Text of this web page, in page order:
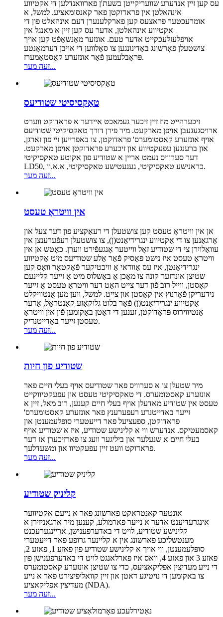
עס קען זיין אנדערע שוועריקייטן בשעת'ן פארוואנדלען די אקטיווע
אינהאלטן אין פראדוקטן פאר קאנסומאציע. למשל, א
אומרעכטער פראצעס קען פארקלענערן דעם אינהאלט פון די
אקטיווע אינהאלטן, אדער עס קען זיין א מאנגל אין
אויפלעזלעכקייט אדער טעם. אונזער מאַנשאַפֿט קען אויך
צושטעלן פאָרשונג באַדינונגען צו סאָלווען די אויבן דערמאָנטע
פּראָבלעמען פֿאַר אונזערע קאַסטאַמערז.
זעה מער...
טאַקסיסיטי שטודיעס
זיכערהייט מוז זיין זיכער געמאכט איידער א פראדוקט ווערט
ארויסגעגעבן אויפן מארקעט. מיר פירן דורך טאקסיקיטי שטודיעס
אויף אונזערע קאסטומערס' פראדוקטן, צו באפרייען זיי פון זארגן,
און ברענגען עפעקטיווע און זיכערע פראדוקטן אויפן מארקעט.
דער סערוויס נעמט אריין א שטודיע פון ​​אקוטע טאקסיקיטי
LD50, כראנישע טאקסיקיטי, גענעטישע טאקסיקיטי, א.א.וו.
זעה מער...
אין וויטראָ טעסט
אן אין וויטראָ טעסט קען צושטעלן די רעאַקציע פון ​​דער צעל און
אָרגאַנען צו די אַקטיווע ינגרידיאַנט(ן), צו צושטעלן רעפֿערענצן אין
עוואַלויִרן צי די שטודיע זאָל ווייטער אָנגעפֿירט ווערן. כאָטש אן אין
וויטראָ טעסט איז נישט פּאַסיק פֿאַר אַלע שטודיעס מיט אַקטיווע
ינגרידיאַנטן, איז עס אַוודאי אַ וויכטיקער פֿאַקטאָר וואָס קען
שטיצן אונדזער קונה צו מאַכן אַ באַשלוס מיט אַ זייער קליינעם
קאָסטן, ווייל רובֿ פֿון דער צייט האָט דער וויטראָ טעסט אַ זייער
נידעריקן פֿאַרנוץ אין קאָסטן און צייט. למשל, ווען מען אַנטוויקלט
אַקטיווע ינגרידיאַנט(ן) פֿאַר בלוט גלוקאָזע קאָנטראָל, אָדער
אַנטיווירוס פּראָדוקטן, זענען די דאַטן באַקומען פֿון אין וויטראָ
טעסטן זייער באַדייטנדיק.
זעה מער...
שטודיע פון ​​חיות
מיר שטעלן צו א סערוויס פאר שטודיעס אויף בעלי חיים פאר
אונזערע קאסטומערס. די טאקסיקיטי טעסט און עפעקטיווקייט
טעסט אין שטודיע מאדעלן אויף בעלי חיים קענען, רוב מאל, זיין א
זייער באדייטנדע רעפערענץ פאר אונזערע קאסטומערס'
פראדוקטן, ספעציעל פאר דייעטערי סופּלעמענטן און
קאסמעטיקס. אנדערש ווי א קלינישע שטודיע, איז א שטודיע אויף
בעלי חיים א שנעלער און ביליגער וועג צו פארזיכערן אז דער
פראדוקט וועט זיין עפעקטיוו און ומשעדלעך.
זעה מער...
קליניק שטודיע
אונטער קאנטראקט פארשונג פאר א נייעם אקטיווער
אינגרעדיענט אדער א נייער פארמולע, קענען מיר ארגאניזירן א
קלינישע שטודיע, לויט די באדערפענישן, אריינגערעכנט
מענטשליכע פארשונג אין א קליינער גרופע פאר דייעטערי
סופּלעמענטן, ווי אויך א קלינישע שטודיע פון ​​פאזע 1, פאזע 2,
פאזע 3 און פאזע 4, וואס איז פארלאנגט לויט די באדערפענישן פון
די נייע מעדיצין אפליקאציעס, כדי צו שטיצן אונזערע קאסטומערס
צו באקומען די נויטיגע דאטן און זיין קוואליפיצירט פאר א נייע
מעדיצין אפליקאציע (NDA).
זעה מער...